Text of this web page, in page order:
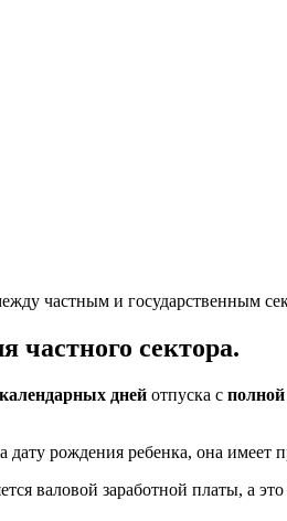
частным и государственным
частного сектора.
дней отпуска с полной
рождения ребенка, она имеет
валовой заработной платы, а